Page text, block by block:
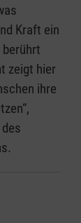
Kraft ein
zeigt hier
ihre